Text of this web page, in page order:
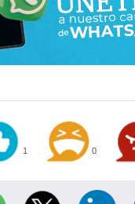
1 0